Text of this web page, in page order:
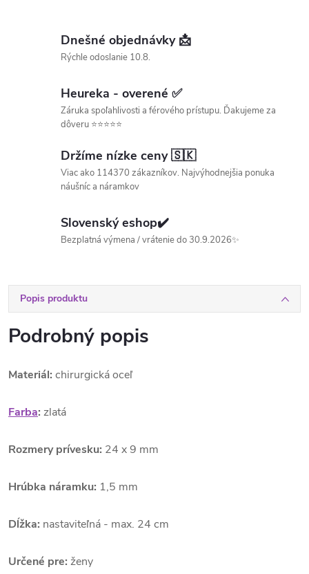
Dnešné objednávky 📩
Rýchle odoslanie 10.8.
Heureka - overené ✅
Záruka spoľahlivosti a férového prístupu. Ďakujeme za
dôveru ⭐⭐⭐⭐⭐
Držíme nízke ceny 🇸🇰
Viac ako 114370 zákazníkov. Najvýhodnejšia ponuka
náušníc a náramkov
Slovenský eshop✔️
Bezplatná výmena / vrátenie do 30.9.2026✨
Popis produktu
Podrobný popis
Materiál: chirurgická oceľ
Farba: zlatá
Rozmery prívesku: 24 x 9 mm
Hrúbka náramku: 1,5 mm
Dĺžka: nastaviteľná - max. 24 cm
Určené pre: ženy